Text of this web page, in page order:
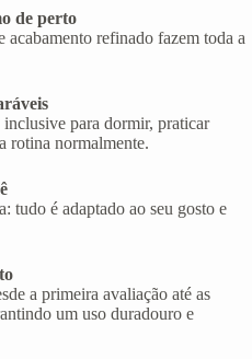
de perto
acabamento refinado fazem toda a
para dormir, praticar
rotina normalmente.
tudo é adaptado ao seu gosto e
a primeira avaliação até as
um uso duradouro e